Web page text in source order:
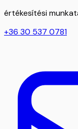
értékesítési
+36 30 537 0781